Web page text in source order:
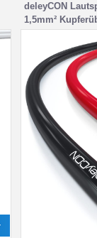
deleyCON
1,5mm²
BauPVO / CPR